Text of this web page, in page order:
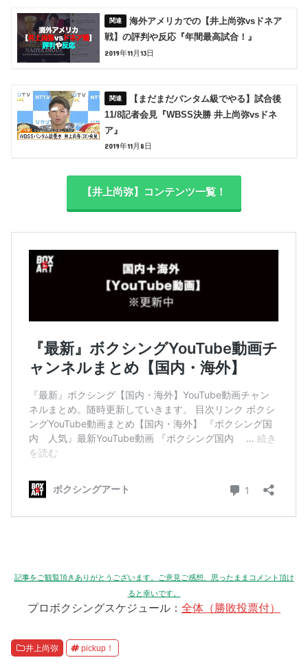
海外アメリカでの【井上尚弥vsドネア
戦】の評判や反応『年間最高試合！』
2019年11月13日
【まだまだバンタム級でやる】試合後
11/8記者会見『WBSS決勝 井上尚弥vsドネ
ア』
2019年11月8日
【井上尚弥】コンテンツ一覧！
記事をご観覧頂きありがとうございます。ご意見ご感想、思ったままコメント頂け
ると幸いです。
プロボクシングスケジュール： 全体（勝敗投票付）
井上尚弥 pickup！